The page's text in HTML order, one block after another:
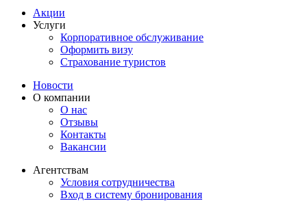
Акции
Услуги
Корпоративное обслуживание
Оформить визу
Страхование туристов
Новости
О компании
О нас
Отзывы
Контакты
Вакансии
Агентствам
Условия сотрудничества
Вход в систему бронирования